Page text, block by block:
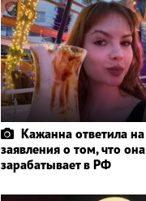
Кажанна ответила на
заявления о том, что она
зарабатывает в РФ